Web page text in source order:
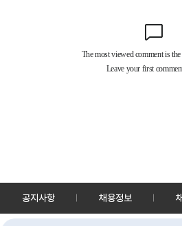
공지사항 채용정보